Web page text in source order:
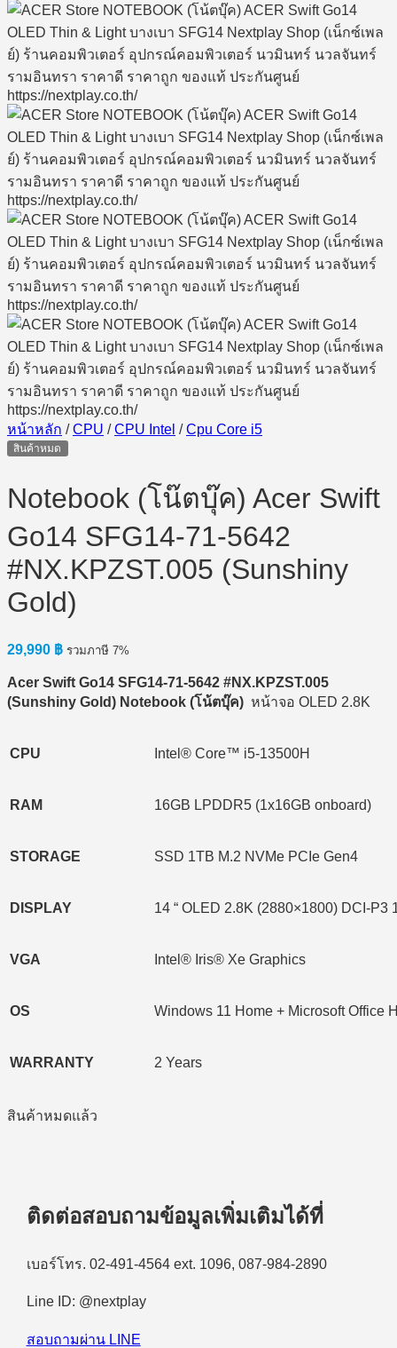
หน้าหลัก / CPU / CPU Intel / Cpu Core i5
สินค้าหมด
Notebook (โน๊ตบุ๊ค) Acer Swift
Go14 SFG14-71-5642
#NX.KPZST.005 (Sunshiny
Gold)
29,990 ฿ รวมภาษี 7%
Acer Swift Go14 SFG14-71-5642 #NX.KPZST.005
(Sunshiny Gold) Notebook (โน้ตบุ๊ค) หน้าจอ OLED 2.8K
CPU Intel® Core™ i5-13500H
RAM 16GB LPDDR5 (1x16GB onboard)
STORAGE SSD 1TB M.2 NVMe PCIe Gen4
DISPLAY 14 “ OLED 2.8K (2880×1800) DCI-P3
VGA Intel® Iris® Xe Graphics
OS Windows 11 Home + Microsoft Office
WARRANTY 2 Years
สินค้าหมดแล้ว
ติดต่อสอบถามข้อมูลเพิ่มเติมได้ที่
เบอร์โทร. 02-491-4564 ext. 1096, 087-984-2890
Line ID: @nextplay
สอบถามผ่าน LINE